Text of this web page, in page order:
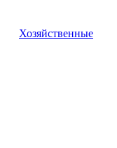
Хозяйственные